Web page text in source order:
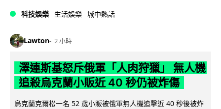
科技娛樂 生活娛樂 城中熱話
Lawton 2 小時
澤連斯基怒斥俄軍「人肉狩獵」 無人機
追殺烏克蘭小販近 40 秒仍被炸傷
烏克蘭克爾松一名 52 歲小販被俄軍無人機追擊近 40 秒後被炸